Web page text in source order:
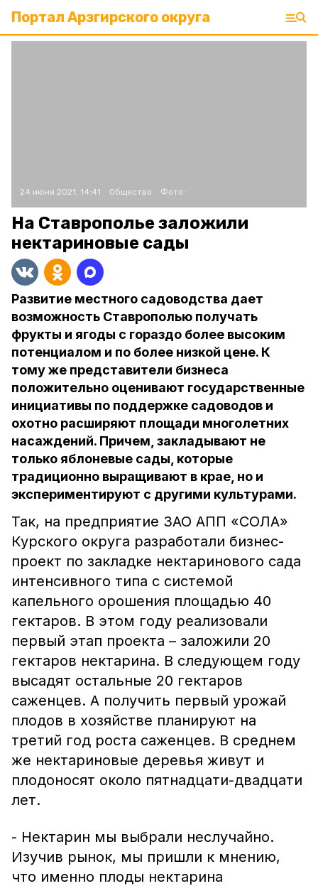
Портал Арзгирского округа
24 июня 2021, 14:41 Общество Фото:
На Ставрополье заложили
нектариновые сады
Развитие местного садоводства дает
возможность Ставрополью получать
фрукты и ягоды с гораздо более высоким
потенциалом и по более низкой цене. К
тому же представители бизнеса
положительно оценивают государственные
инициативы по поддержке садоводов и
охотно расширяют площади многолетних
насаждений. Причем, закладывают не
только яблоневые сады, которые
традиционно выращивают в крае, но и
экспериментируют с другими культурами.
Так, на предприятие ЗАО АПП «СОЛА»
Курского округа разработали бизнес-
проект по закладке нектаринового сада
интенсивного типа с системой
капельного орошения площадью 40
гектаров. В этом году реализовали
первый этап проекта – заложили 20
гектаров нектарина. В следующем году
высадят остальные 20 гектаров
саженцев. А получить первый урожай
плодов в хозяйстве планируют на
третий год роста саженцев. В среднем
же нектариновые деревья живут и
плодоносят около пятнадцати-двадцати
лет.
- Нектарин мы выбрали неслучайно.
Изучив рынок, мы пришли к мнению,
что именно плоды нектарина